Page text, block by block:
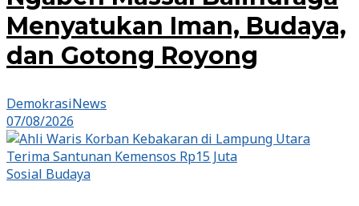
Menyatukan Iman, Budaya,
dan Gotong Royong
DemokrasiNews
07/08/2026
Sosial Budaya